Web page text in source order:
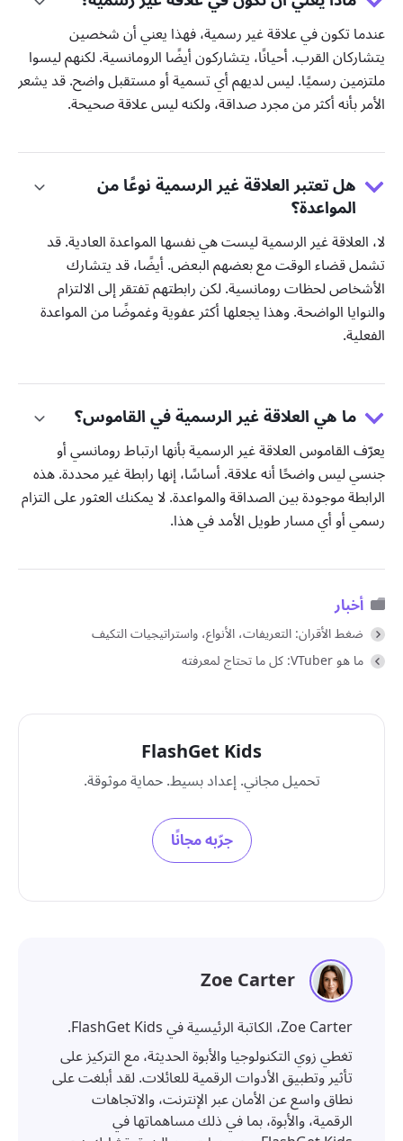
عندما تكون في علاقة غير رسمية، فهذا يعني أن شخصين
يتشاركان القرب. أحيانًا، يتشاركون أيضًا الرومانسية. لكنهم ليسوا
ملتزمين رسميًا. ليس لديهم أي تسمية أو مستقبل واضح. قد يشعر
الأمر بأنه أكثر من مجرد صداقة، ولكنه ليس علاقة صحيحة.
هل تعتبر العلاقة غير الرسمية نوعًا من
المواعدة؟
لا، العلاقة غير الرسمية ليست هي نفسها المواعدة العادية. قد
تشمل قضاء الوقت مع بعضهم البعض. أيضًا، قد يتشارك
الأشخاص لحظات رومانسية. لكن رابطتهم تفتقر إلى الالتزام
والنوايا الواضحة. وهذا يجعلها أكثر عفوية وغموضًا من المواعدة
الفعلية.
ما هي العلاقة غير الرسمية في القاموس؟
يعرّف القاموس العلاقة غير الرسمية بأنها ارتباط رومانسي أو
جنسي ليس واضحًا أنه علاقة. أساسًا، إنها رابطة غير محددة. هذه
الرابطة موجودة بين الصداقة والمواعدة. لا يمكنك العثور على التزام
رسمي أو أي مسار طويل الأمد في هذا.
أخبار
ضغط الأقران: التعريفات، الأنواع، واستراتيجيات التكيف
ما هو VTuber: كل ما تحتاج لمعرفته
FlashGet Kids
تحميل مجاني. إعداد بسيط. حماية موثوقة.
جرّبه مجانًا
Zoe Carter
Zoe Carter، الكاتبة الرئيسية في FlashGet Kids.
تغطي زوي التكنولوجيا والأبوة الحديثة، مع التركيز على
تأثير وتطبيق الأدوات الرقمية للعائلات. لقد أبلغت على
نطاق واسع عن الأمان عبر الإنترنت، والاتجاهات
الرقمية، والأبوة، بما في ذلك مساهماتها في